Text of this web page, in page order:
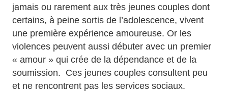
jamais ou rarement aux très jeunes couples dont
certains, à peine sortis de l’adolescence, vivent
une première expérience amoureuse. Or les
violences peuvent aussi débuter avec un premier
« amour » qui crée de la dépendance et de la
soumission. Ces jeunes couples consultent peu
et ne rencontrent pas les services sociaux.